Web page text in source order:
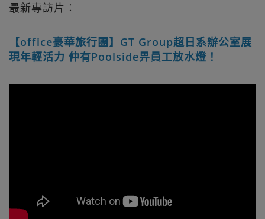
最新專訪片︰
【office豪華旅行團】GT Group超日系辦公室展
現年輕活力 仲有Poolside畀員工放水燈！